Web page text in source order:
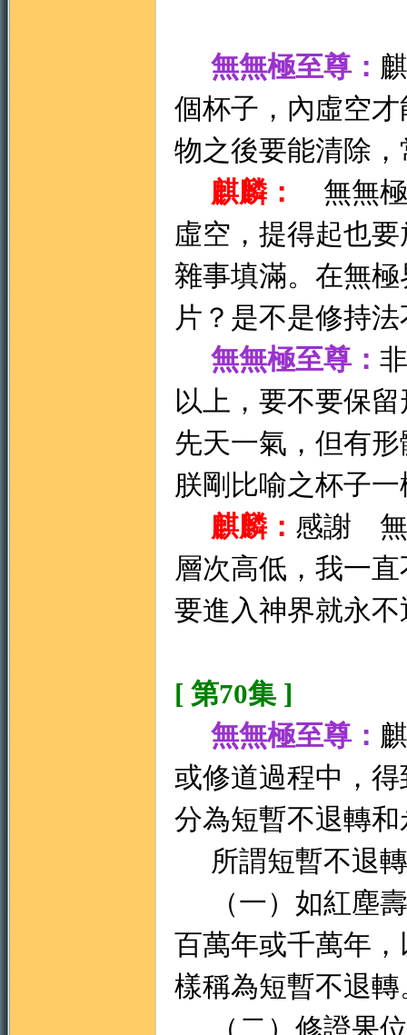
無無極至尊：
個杯子，內虛空
物之後要能清除
麒麟：
無無極
虛空，提得起也
雜事填滿。在無
片？是不是修持
無無極至尊：
以上，要不要保
先天一氣，但有
朕剛比喻之杯子
麒麟： 感謝 無
層次高低，我一
要進入神界就永不
[ 第70集 ]
無無極至尊：
或修道過程中，
分為短暫不退轉
所謂短暫不退
（一）如紅塵壽
百萬年或千萬年
樣稱為短暫不退轉
（二）修證果位